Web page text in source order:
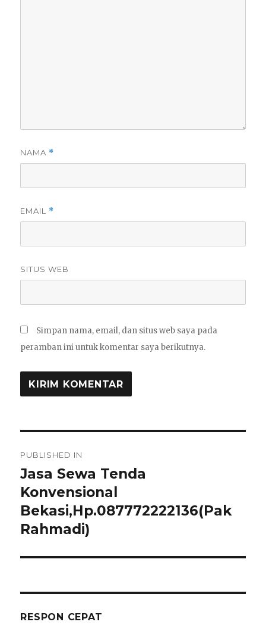
NAMA *
EMAIL *
SITUS WEB
Simpan nama, email, dan situs web saya pada
peramban ini untuk komentar saya berikutnya.
pos
PUBLISHED IN
Jasa Sewa Tenda
Konvensional
Bekasi,Hp.087772222136(Pak
Rahmadi)
RESPON CEPAT